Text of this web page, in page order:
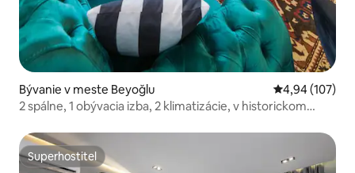
Bývanie v meste Beyoğlu Priemerné
4,94 (107)
2 spálne, 1 obývacia izba, 2 klimatizácie, v historickom
Superhostiteľ
Superhostiteľ